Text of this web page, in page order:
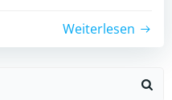
Weiterlesen